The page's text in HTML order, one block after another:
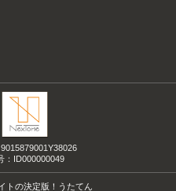
：ID000000049
トの決定版！うたてん